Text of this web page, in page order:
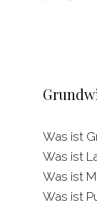
Was ist
Was ist
Was ist
Was ist